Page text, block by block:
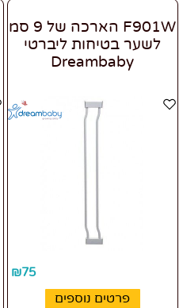
F901W הארכה של 9 סמ
לשער בטיחות ליברטי
Dreambaby
₪75
פרטים נוספים